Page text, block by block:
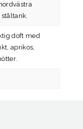
doft med
aprikos,